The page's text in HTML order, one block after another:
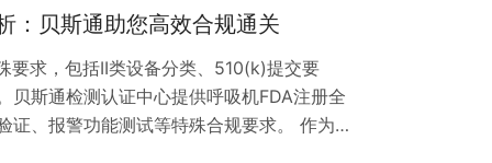
：贝斯通助您高效合规通关
要求，包括II类设备分类、510(k)提交要
贝斯通检测认证中心提供呼吸机FDA注册全
证、报警功能测试等特殊合规要求。 作为医
市场的准入必须通过严格的FDA注册流